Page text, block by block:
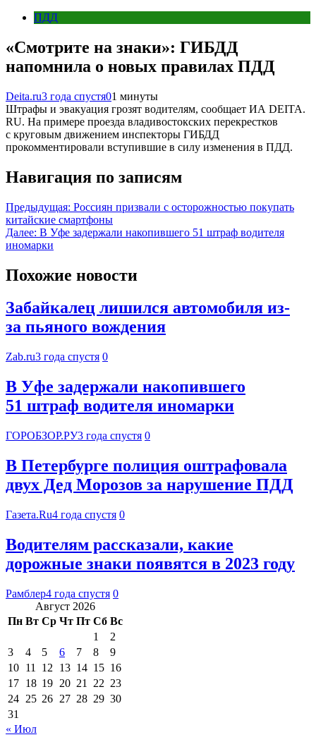
ПДД
«Смотрите на знаки»: ГИБДД
напомнила о новых правилах ПДД
Deita.ru3 года спустя01 минуты
Штрафы и эвакуация грозят водителям, сообщает ИА DEITA.
RU. На примере проезда владивостокских перекрестков
с круговым движением инспекторы ГИБДД
прокомментировали вступившие в силу изменения в ПДД.
Навигация по записям
Предыдущая: Россиян призвали с осторожностью покупать
китайские смартфоны
Далее: В Уфе задержали накопившего 51 штраф водителя
иномарки
Похожие новости
Забайкалец лишился автомобиля из-
за пьяного вождения
Zab.ru3 года спустя 0
В Уфе задержали накопившего
51 штраф водителя иномарки
ГОРОБЗОР.РУ3 года спустя 0
В Петербурге полиция оштрафовала
двух Дед Морозов за нарушение ПДД
Газета.Ru4 года спустя 0
Водителям рассказали, какие
дорожные знаки появятся в 2023 году
Рамблер4 года спустя 0
Август 2026
Пн Вт Ср Чт Пт Сб Вс
1
2
3
4 5 6 7 8
9
10 11 12 13 14 15 16
17 18 19 20 21 22 23
24 25 26 27 28 29 30
31
« Июл